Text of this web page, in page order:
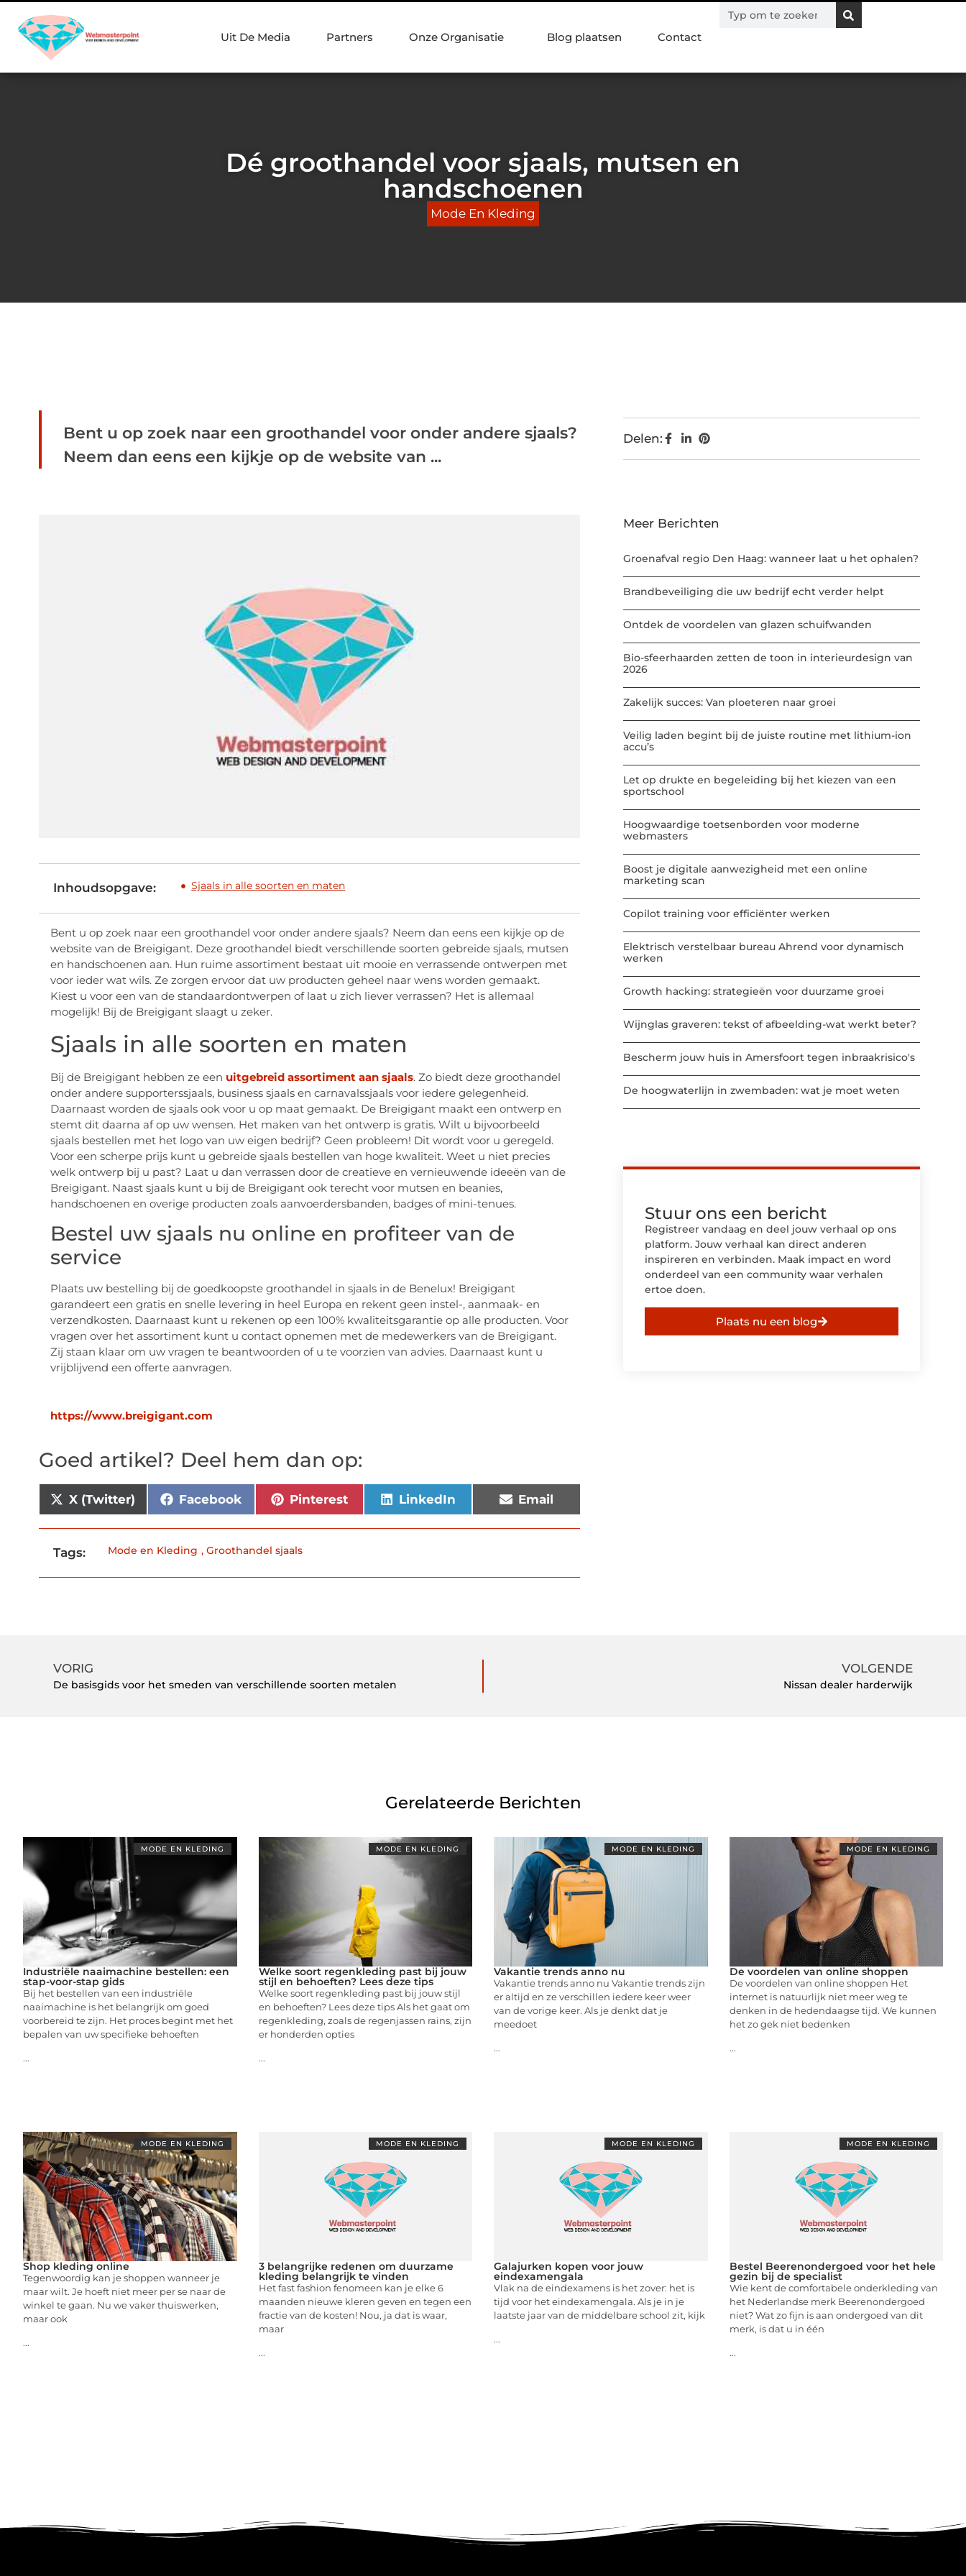
Uit De Media Partners Onze Organisatie Blog plaatsen Contact
Dé groothandel voor sjaals, mutsen en
handschoenen
Mode En Kleding
Bent u op zoek naar een groothandel voor onder andere sjaals?
Neem dan eens een kijkje op de website van ...
Inhoudsopgave: Sjaals in alle soorten en maten
Bent u op zoek naar een groothandel voor onder andere sjaals? Neem dan eens een kijkje op de
website van de Breigigant. Deze groothandel biedt verschillende soorten gebreide sjaals, mutsen
en handschoenen aan. Hun ruime assortiment bestaat uit mooie en verrassende ontwerpen met
voor ieder wat wils. Ze zorgen ervoor dat uw producten geheel naar wens worden gemaakt.
Kiest u voor een van de standaardontwerpen of laat u zich liever verrassen? Het is allemaal
mogelijk! Bij de Breigigant slaagt u zeker.
Sjaals in alle soorten en maten
Bij de Breigigant hebben ze een uitgebreid assortiment aan sjaals. Zo biedt deze groothandel
onder andere supporterssjaals, business sjaals en carnavalssjaals voor iedere gelegenheid.
Daarnaast worden de sjaals ook voor u op maat gemaakt. De Breigigant maakt een ontwerp en
stemt dit daarna af op uw wensen. Het maken van het ontwerp is gratis. Wilt u bijvoorbeeld
sjaals bestellen met het logo van uw eigen bedrijf? Geen probleem! Dit wordt voor u geregeld.
Voor een scherpe prijs kunt u gebreide sjaals bestellen van hoge kwaliteit. Weet u niet precies
welk ontwerp bij u past? Laat u dan verrassen door de creatieve en vernieuwende ideeën van de
Breigigant. Naast sjaals kunt u bij de Breigigant ook terecht voor mutsen en beanies,
handschoenen en overige producten zoals aanvoerdersbanden, badges of mini-tenues.
Bestel uw sjaals nu online en profiteer van de
service
Plaats uw bestelling bij de goedkoopste groothandel in sjaals in de Benelux! Breigigant
garandeert een gratis en snelle levering in heel Europa en rekent geen instel-, aanmaak- en
verzendkosten. Daarnaast kunt u rekenen op een 100% kwaliteitsgarantie op alle producten. Voor
vragen over het assortiment kunt u contact opnemen met de medewerkers van de Breigigant.
Zij staan klaar om uw vragen te beantwoorden of u te voorzien van advies. Daarnaast kunt u
vrijblijvend een offerte aanvragen.
https://www.breigigant.com
Goed artikel? Deel hem dan op:
X (Twitter) Facebook Pinterest LinkedIn Email
Tags: Mode en Kleding ,Groothandel sjaals
Delen:
Meer Berichten
Groenafval regio Den Haag: wanneer laat u het ophalen?
Brandbeveiliging die uw bedrijf echt verder helpt
Ontdek de voordelen van glazen schuifwanden
Bio-sfeerhaarden zetten de toon in interieurdesign van
2026
Zakelijk succes: Van ploeteren naar groei
Veilig laden begint bij de juiste routine met lithium-ion
accu’s
Let op drukte en begeleiding bij het kiezen van een
sportschool
Hoogwaardige toetsenborden voor moderne
webmasters
Boost je digitale aanwezigheid met een online
marketing scan
Copilot training voor efficiënter werken
Elektrisch verstelbaar bureau Ahrend voor dynamisch
werken
Growth hacking: strategieën voor duurzame groei
Wijnglas graveren: tekst of afbeelding-wat werkt beter?
Bescherm jouw huis in Amersfoort tegen inbraakrisico's
De hoogwaterlijn in zwembaden: wat je moet weten
Stuur ons een bericht
Registreer vandaag en deel jouw verhaal op ons
platform. Jouw verhaal kan direct anderen
inspireren en verbinden. Maak impact en word
onderdeel van een community waar verhalen
ertoe doen.
Plaats nu een blog
VORIG
De basisgids voor het smeden van verschillende soorten metalen
VOLGENDE
Nissan dealer harderwijk
Gerelateerde Berichten
MODE EN KLEDING
Industriële naaimachine bestellen: een
stap-voor-stap gids
Bij het bestellen van een industriële
naaimachine is het belangrijk om goed
voorbereid te zijn. Het proces begint met het
bepalen van uw specifieke behoeften
...
MODE EN KLEDING
Welke soort regenkleding past bij jouw
stijl en behoeften? Lees deze tips
Welke soort regenkleding past bij jouw stijl
en behoeften? Lees deze tips Als het gaat om
regenkleding, zoals de regenjassen rains, zijn
er honderden opties
...
MODE EN KLEDING
Vakantie trends anno nu
Vakantie trends anno nu Vakantie trends zijn
er altijd en ze verschillen iedere keer weer
van de vorige keer. Als je denkt dat je
meedoet
...
MODE EN KLEDING
De voordelen van online shoppen
De voordelen van online shoppen Het
internet is natuurlijk niet meer weg te
denken in de hedendaagse tijd. We kunnen
het zo gek niet bedenken
...
MODE EN KLEDING
Shop kleding online
Tegenwoordig kan je shoppen wanneer je
maar wilt. Je hoeft niet meer per se naar de
winkel te gaan. Nu we vaker thuiswerken,
maar ook
...
MODE EN KLEDING
3 belangrijke redenen om duurzame
kleding belangrijk te vinden
Het fast fashion fenomeen kan je elke 6
maanden nieuwe kleren geven en tegen een
fractie van de kosten! Nou, ja dat is waar,
maar
...
MODE EN KLEDING
Galajurken kopen voor jouw
eindexamengala
Vlak na de eindexamens is het zover: het is
tijd voor het eindexamengala. Als je in je
laatste jaar van de middelbare school zit, kijk
...
MODE EN KLEDING
Bestel Beerenondergoed voor het hele
gezin bij de specialist
Wie kent de comfortabele onderkleding van
het Nederlandse merk Beerenondergoed
niet? Wat zo fijn is aan ondergoed van dit
merk, is dat u in één
...